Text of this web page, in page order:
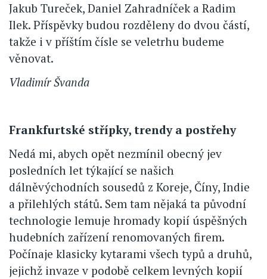
Jakub Tureček, Daniel Zahradníček a Radim
Ilek. Příspěvky budou rozděleny do dvou částí,
takže i v příštím čísle se veletrhu budeme
věnovat.
Vladimír Švanda
Frankfurtské střípky, trendy a postřehy
Nedá mi, abych opět nezmínil obecný jev
posledních let týkající se našich
dálněvýchodních sousedů z Koreje, Číny, Indie
a přilehlých států. Sem tam nějaká ta původní
technologie lemuje hromady kopií úspěšných
hudebních zařízení renomovaných firem.
Počínaje klasicky kytarami všech typů a druhů,
jejichž invaze v podobě celkem levných kopií